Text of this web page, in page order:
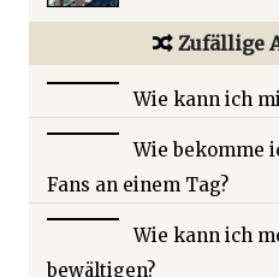
Zufällige
Wie kann ich
Wie bekomme
Fans an einem Tag?
Wie kann ich
bewältigen?